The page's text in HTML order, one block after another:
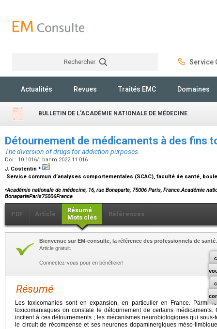
Rechercher Service
Actualités Revues Traités EMC Domaines
BULLETIN DE L'ACADÉMIE NATIONALE DE MÉDECINE
Détournement de médicaments à des fins
The diversion of drugs for addiction purposes
Doi : 10.1016/j.banm.2022.11.016
J. Costentin ⁎
Service commun d’analyses comportementales (SCAC), faculté de santé,
⁎Académie nationale de médecine, 16, rue Bonaparte, 75006 Paris, France.Académie
BonaparteParis75006France
PDF Article
Résumé
Mots clés
Références
Bienvenue sur EM-consulte, la référence des professionnels de santé.
Article gratuit.
Connectez-vous pour en bénéficier!
Résumé
Les toxicomanies sont en expansion, en particulier en France. Parmi
toxicomaniaques on constate le détournement de certains
incitent à ces détournements ; les mécanismes neurobiologiques qui
le circuit de récompense et ses neurones dopaminergiques méso-